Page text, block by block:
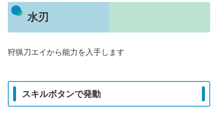
水刃
狩猟刀エイから能力を入手します
スキルボタンで発動